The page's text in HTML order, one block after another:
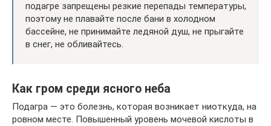
подагре запрещены резкие перепады температуры,
поэтому не плавайте после бани в холодном
бассейне, не принимайте ледяной душ, не прыгайте
в снег, не обливайтесь.
Как гром среди ясного неба
Подагра — это болезнь, которая возникает ниоткуда, на
ровном месте. Повышенный уровень мочевой кислоты в